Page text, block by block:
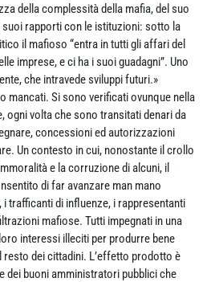
della complessità della mafia, del suo
suoi rapporti con le istituzioni: sotto la
il mafioso “entra in tutti gli affari del
imprese, e ci ha i suoi guadagni”. Uno
che intravede sviluppi futuri.»
mancati. Si sono verificati ovunque nella
ogni volta che sono transitati denari da
concessioni ed autorizzazioni
Un contesto in cui, nonostante il crollo
e la corruzione di alcuni, il
di far avanzare man mano
i trafficanti di influenze, i rappresentanti
mafiose. Tutti impegnati in una
interessi illeciti per produrre bene
dei cittadini. L’effetto prodotto è
dei buoni amministratori pubblici che